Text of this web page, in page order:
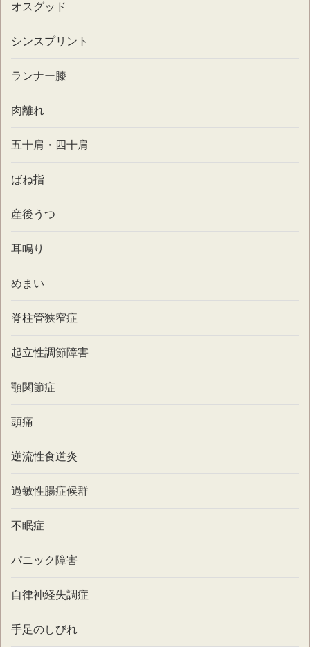
オスグッド
シンスプリント
ランナー膝
肉離れ
五十肩・四十肩
ばね指
産後うつ
耳鳴り
めまい
脊柱管狭窄症
起立性調節障害
顎関節症
頭痛
逆流性食道炎
過敏性腸症候群
不眠症
パニック障害
自律神経失調症
手足のしびれ